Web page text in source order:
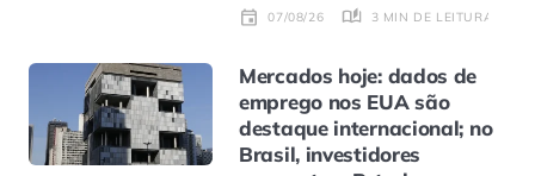
07/08/26 3 MIN DE LEITURA
Mercados hoje: dados de
emprego nos EUA são
destaque internacional; no
Brasil, investidores